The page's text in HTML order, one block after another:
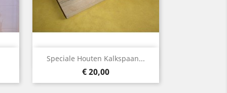
Speciale Houten Kalkspaan...
Prijs
€ 20,00
Snelle weergave